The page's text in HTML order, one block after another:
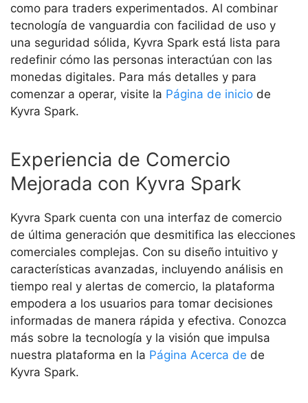
como para traders experimentados. Al combinar
tecnología de vanguardia con facilidad de uso y
una seguridad sólida, Kyvra Spark está lista para
redefinir cómo las personas interactúan con las
monedas digitales. Para más detalles y para
comenzar a operar, visite la Página de inicio de
Kyvra Spark.
Experiencia de Comercio
Mejorada con Kyvra Spark
Kyvra Spark cuenta con una interfaz de comercio
de última generación que desmitifica las elecciones
comerciales complejas. Con su diseño intuitivo y
características avanzadas, incluyendo análisis en
tiempo real y alertas de comercio, la plataforma
empodera a los usuarios para tomar decisiones
informadas de manera rápida y efectiva. Conozca
más sobre la tecnología y la visión que impulsa
nuestra plataforma en la Página Acerca de de
Kyvra Spark.